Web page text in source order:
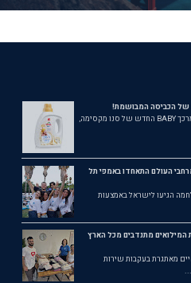
ניסיתי – והתאהבתי!לאחר שהתנסיתי בג'ל + מרכך BABY החדש של סנו מקסימה,
יהודים מרחבי העולם התאחדו באמפי תל
הגיעו לישראל באמצעות
המילואים מתנדבים מכל הארץ
מאתגרת בעקבות שירות